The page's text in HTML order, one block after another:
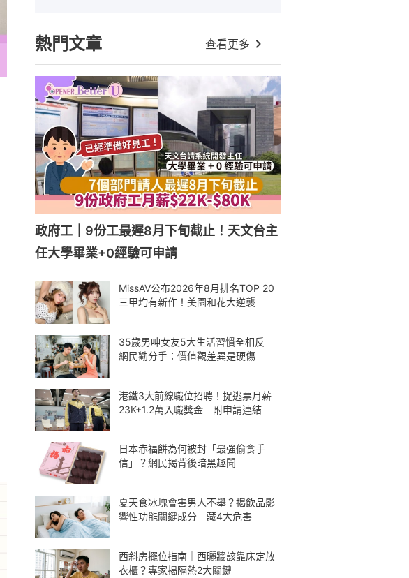
熱門文章 查看更多
政府工｜9份工最遲8月下旬截止！天文台主
任大學畢業+0經驗可申請
MissAV公布2026年8月排名TOP 20
三甲均有新作！美園和花大逆襲
35歲男呻女友5大生活習慣全相反
網民勸分手：價值觀差異是硬傷
港鐵3大前線職位招聘！捉逃票月薪
23K+1.2萬入職獎金 附申請連結
日本赤福餅為何被封「最強偷食手
信」？網民揭背後暗黑趣聞
夏天食冰塊會害男人不舉？揭飲品影
響性功能關鍵成分 藏4大危害
西斜房擺位指南｜西曬牆該靠床定放
衣櫃？專家揭隔熱2大關鍵